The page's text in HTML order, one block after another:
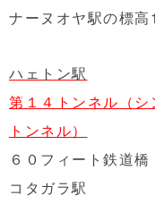
ナーヌオヤ駅の標
ハェトン駅
第１４トンネル（
トンネル）
６０フィート鉄道橋
コタガラ駅